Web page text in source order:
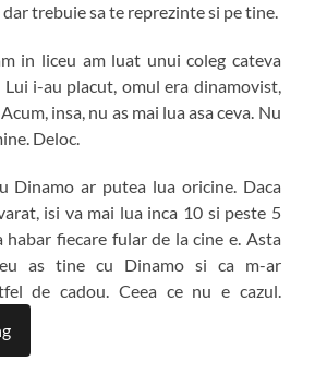
trebuie sa te reprezinte si pe tine.
in liceu am luat unui coleg cateva
i-au placut, omul era dinamovist,
insa, nu as mai lua asa ceva. Nu
Deloc.
Dinamo ar putea lua oricine. Daca
isi va mai lua inca 10 si peste 5
habar fiecare fular de la cine e. Asta
eu as tine cu Dinamo si ca m-ar
de cadou. Ceea ce nu e cazul.